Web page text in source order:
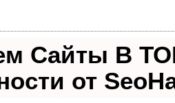
Сайты В
от